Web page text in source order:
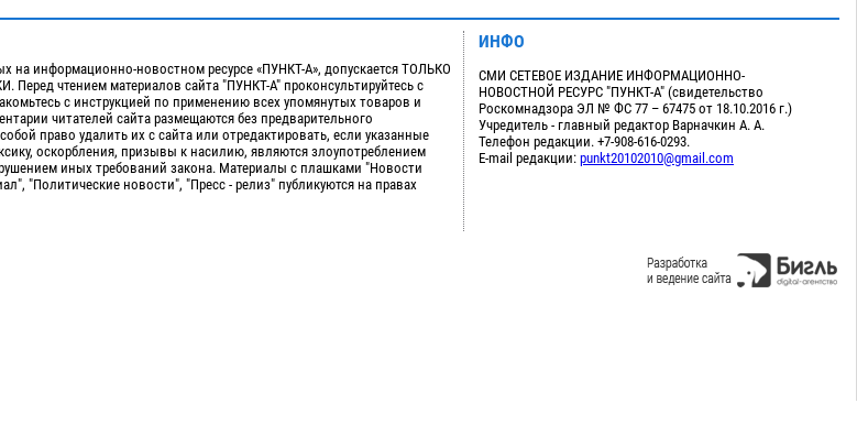
на информационно-новостном ресурсе «ПУНКТ-А», допускается ТОЛЬКО
чтением материалов сайта "ПУНКТ-А" проконсультируйтесь с
с инструкцией по применению всех упомянутых товаров и
читателей сайта размещаются без предварительного
право удалить их с сайта или отредактировать, если указанные
оскорбления, призывы к насилию, являются злоупотреблением
иных требований закона. Материалы с плашками "Новости
"Политические новости", "Пресс - релиз" публикуются на правах
ИНФО
СМИ СЕТЕВОЕ ИЗДАНИЕ ИНФОРМАЦИОННО-
НОВОСТНОЙ РЕСУРС "ПУНКТ-А" (свидетельство
Роскомнадзора ЭЛ № ФС 77 – 67475 от 18.10.2016 г.)
Учредитель - главный редактор Варначкин А. А.
Телефон редакции. +7-908-616-0293.
E-mail редакции: punkt20102010@gmail.com